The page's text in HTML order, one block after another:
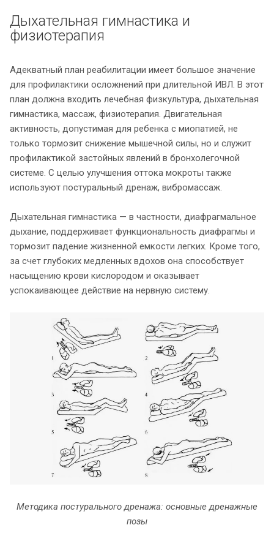
Дыхательная гимнастика и
физиотерапия
Адекватный план реабилитации имеет большое значение
для профилактики осложнений при длительной ИВЛ. В этот
план должна входить лечебная физкультура, дыхательная
гимнастика, массаж, физиотерапия. Двигательная
активность, допустимая для ребенка с миопатией, не
только тормозит снижение мышечной силы, но и служит
профилактикой застойных явлений в бронхолегочной
системе. С целью улучшения оттока мокроты также
используют постуральный дренаж, вибромассаж.
Дыхательная гимнастика — в частности, диафрагмальное
дыхание, поддерживает функциональность диафрагмы и
тормозит падение жизненной емкости легких. Кроме того,
за счет глубоких медленных вдохов она способствует
насыщению крови кислородом и оказывает
успокаивающее действие на нервную систему.
Методика постурального дренажа: основные дренажные
позы